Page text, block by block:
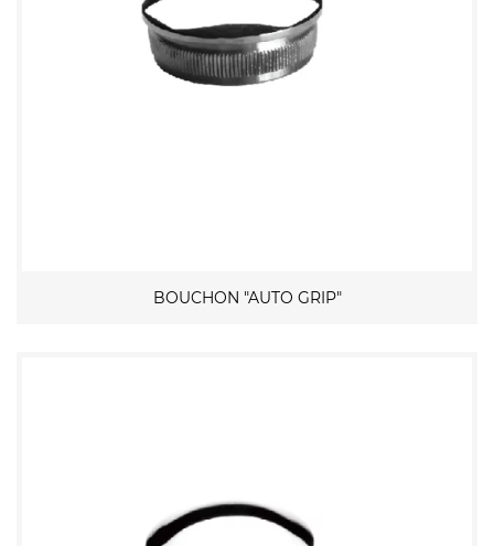
BOUCHON "AUTO GRIP"